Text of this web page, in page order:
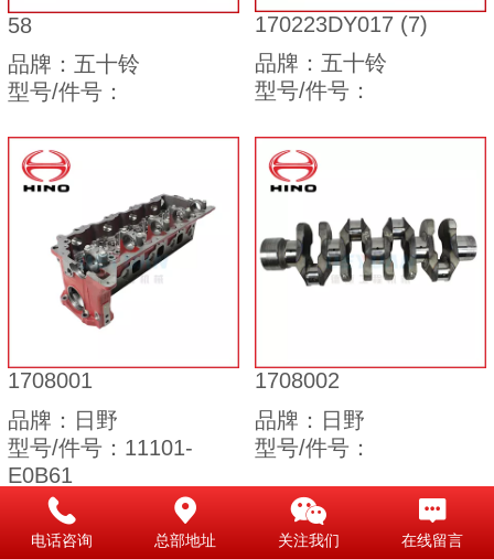
58
品牌：五十铃
型号/件号：
170223DY017 (7)
品牌：五十铃
型号/件号：
1708001
品牌：日野
型号/件号：11101-
E0B61
1708002
品牌：日野
型号/件号：
电话咨询 总部地址 关注我们 在线留言